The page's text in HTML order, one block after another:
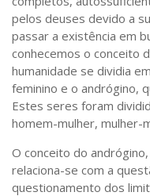
Seções
Mural do IP
Perfil
Commentor
Lançamento
Psico-HQ
Dossiês
pelos deuses devido a
passar a existência em
conhecemos o conceito
humanidade se dividia
feminino e o andrógino,
Estes seres foram
homem-mulher, mulher-
O conceito do
relaciona-se com a
questionamento dos